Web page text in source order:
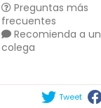
Preguntas más
frecuentes
Recomienda a un
colega
Tweet